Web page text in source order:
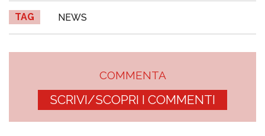
TAG NEWS
COMMENTA
SCRIVI/SCOPRI I COMMENTI